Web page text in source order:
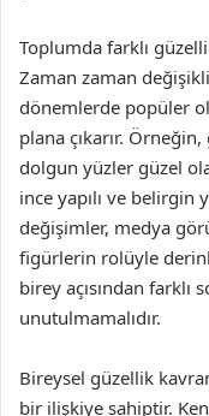
Toplumda farklı
Zaman zaman
dönemlerde popüler
plana çıkarır.
dolgun yüzler güzel
ince yapılı ve belirgin
değişimler, medya
figürlerin rolüyle
birey açısından
unutulmamalıdır.
Bireysel güzellik
bir ilişkiye sahiptir.